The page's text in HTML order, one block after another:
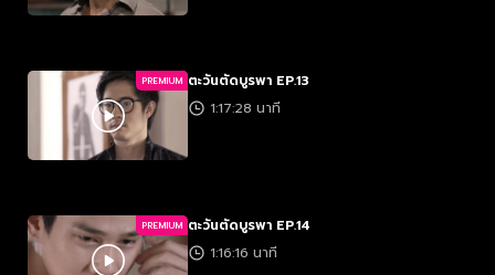
PREMIUM ตะวันตัดบูรพา EP.13
1:17:28 นาที
PREMIUM ตะวันตัดบูรพา EP.14
1:16:16 นาที